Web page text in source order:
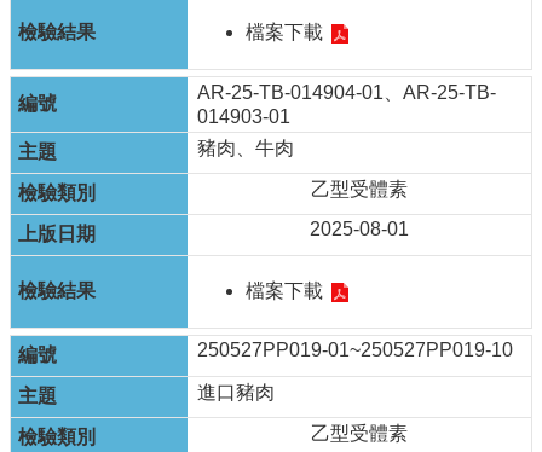
安
全
政
策
隱
私
權
政
策
料
開
放
宣
告
檔案下載
AR-25-TB-014904-01、AR-25-TB-
014903-01
豬肉、牛肉
乙型受體素
2025-08-01
檔案下載
250527PP019-01~250527PP019-10
進口豬肉
乙型受體素